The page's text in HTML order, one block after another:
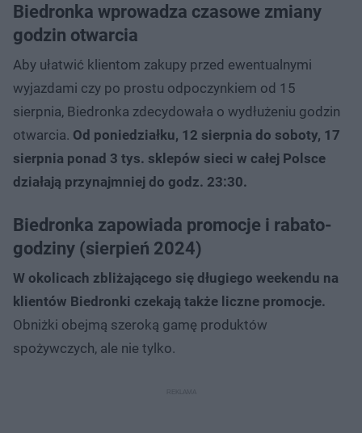
Biedronka wprowadza czasowe zmiany
godzin otwarcia
Aby ułatwić klientom zakupy przed ewentualnymi
wyjazdami czy po prostu odpoczynkiem od 15
sierpnia, Biedronka zdecydowała o wydłużeniu godzin
otwarcia. Od poniedziałku, 12 sierpnia do soboty, 17
sierpnia ponad 3 tys. sklepów sieci w całej Polsce
działają przynajmniej do godz. 23:30.
Biedronka zapowiada promocje i rabato-
godziny (sierpień 2024)
W okolicach zbliżającego się długiego weekendu na
klientów Biedronki czekają także liczne promocje.
Obniżki obejmą szeroką gamę produktów
spożywczych, ale nie tylko.